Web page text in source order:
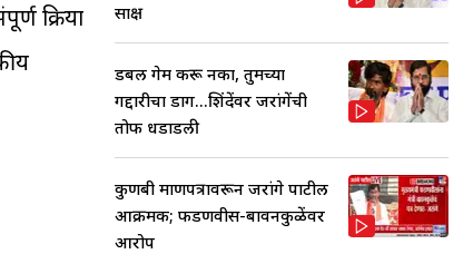
साक्ष
डबल गेम करू नका, तुमच्या
गद्दारीचा डाग...शिंदेंवर जरांगेंची
तोफ धडाडली
कुणबी प्रमाणपत्रावरून जरांगे पाटील
आक्रमक; फडणवीस-बावनकुळेंवर
आरोप